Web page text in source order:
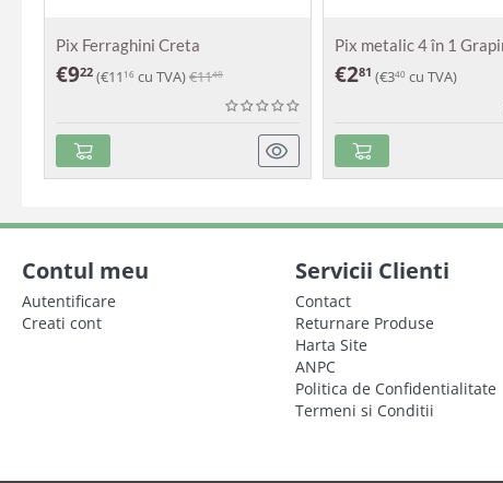
Pix Ferraghini Creta
€922 (€11 16 cu TVA)€1148
Pix metalic 4 în 1
€281 (€340 cu TVA)
Contul meu
Autentificare
Creati cont
Servicii Clienti
Contact
Returnare Produse
Harta Site
ANPC
Politica de Confidentialitate
Termeni si Conditii